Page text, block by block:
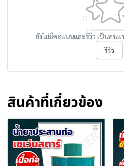
ยังไม่มีคะแนนและรีวิว เป็นคน
รีวิว
สินค้าที่เกี่ยวข้อง